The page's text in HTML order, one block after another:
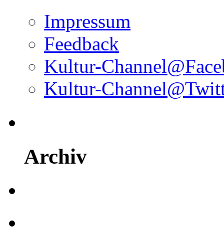
Impressum
Feedback
Kultur-
Kultur-
Archiv